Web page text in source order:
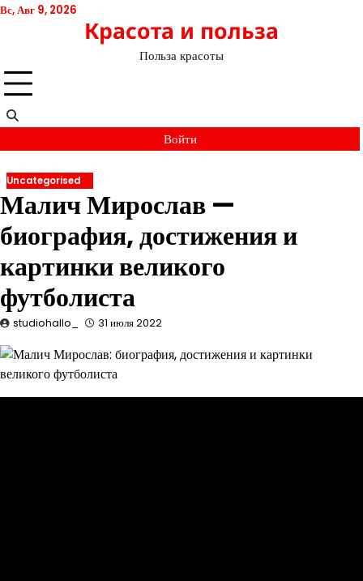
Перейти
Вс, Авг 9, 2026
Красота и польза
Польза красоты
Войти
Uncategorised
Малич Мирослав —
биография, достижения и
картинки великого
футболиста
studiohallo_ 31 июля 2022